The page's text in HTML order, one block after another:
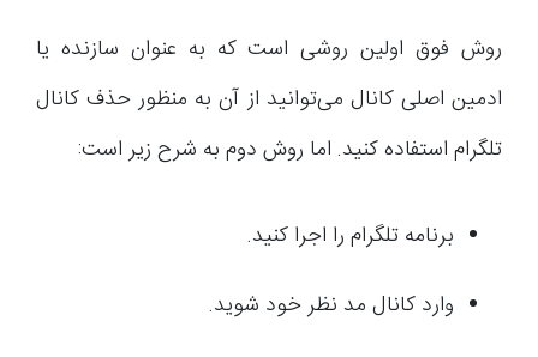
روش فوق اولین روشی است که به عنوان سازنده یا
ادمین اصلی کانال می‌توانید از آن به منظور حذف کانال
تلگرام استفاده کنید. اما روش دوم به شرح زیر است:
برنامه تلگرام را اجرا کنید.
وارد کانال مد نظر خود شوید.